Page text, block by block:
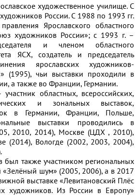
художественное училище. С
России. С 1988 по 1993 гг.
Ярославского областного
художников России»; с 1993 г. –
и членом областного
ЯСХ, создатель и председатель
ярославских художников-
(1995), чьи выставки проходили в
а также во Франции, Германии.
областных, всероссийских,
и зональных выставок,
в Германии, Франции, Польше,
выставки проводились в
2010, 2014), Москве (ЦДХ , 2010),
(2014), Вологде (2002, 2003, 2004),
также участником региональных
«Зелёный шум» (2005, 2006), а в 2017
выставке «Левитановский Плёс
художников. Из России в Европу»